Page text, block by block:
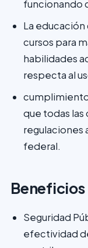
funcionando
La
cursos para
habilidades
respecta al
que todas las
regulaciones
federal.
Beneficios
Seguridad
efectividad